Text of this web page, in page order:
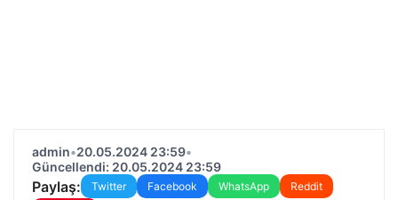
admin•20.05.2024 23:59•
Güncellendi: 20.05.2024 23:59
Paylaş: Twitter Facebook WhatsApp
Reddit